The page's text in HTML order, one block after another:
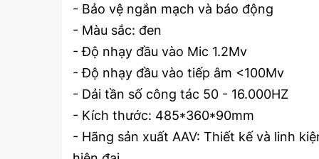
- Bảo vệ ngắn mạch và báo động
- Màu sắc: đen
- Độ nhạy đầu vào Mic 1.2Mv
- Độ nhạy đầu vào tiếp âm <100Mv
- Dải tần số công tác 50 - 16.000HZ
- Kích thước: 485*360*90mm
- Hãng sản xuất AAV: Thiết kế và linh